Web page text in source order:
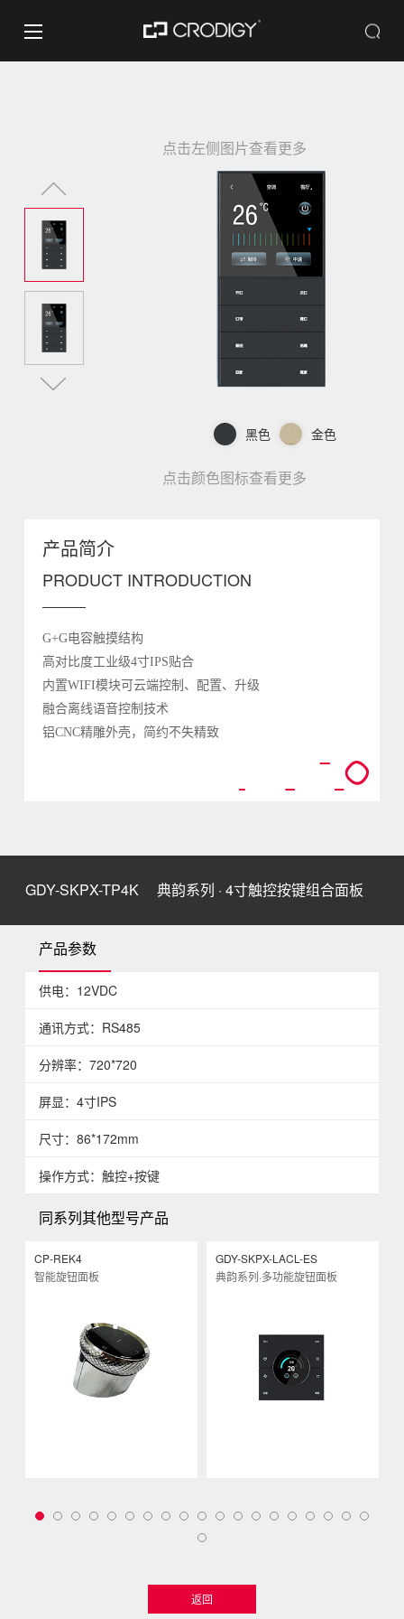
点击左侧图片查看更多
黑色 金色
点击颜色图标查看更多
产品简介
PRODUCT INTRODUCTION
G+G电容触摸结构
高对比度工业级4寸IPS贴合
内置WIFI模块可云端控制、配置、升级
融合离线语音控制技术
铝CNC精雕外壳，简约不失精致
GDY-SKPX-TP4K 典韵系列 · 4寸触控按键组合面板
产品参数
供电：12VDC
通讯方式：RS485
分辨率：720*720
屏显：4寸IPS
尺寸：86*172mm
操作方式：触控+按键
同系列其他型号产品
CP-REK4
智能旋钮面板
GDY-SKPX-LACL-ES
典韵系列·多功能旋钮面板
返回